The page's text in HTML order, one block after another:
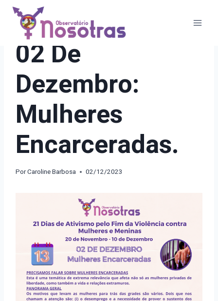
Pular
Conteúdo
21 DIAS DE ATIVISMO
02 De
Dezembro:
Mulheres
Encarceradas.
PorCaroline Barbosa 02/12/2023